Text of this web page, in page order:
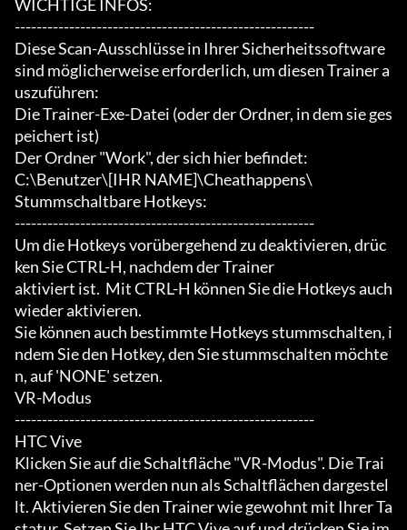
WICHTIGE INFOS:
-------------------------------------------------------
Diese Scan-Ausschlüsse in Ihrer Sicherheitssoftware
sind möglicherweise erforderlich, um diesen Trainer a
uszuführen:
Die Trainer-Exe-Datei (oder der Ordner, in dem sie ges
peichert ist)
Der Ordner "Work", der sich hier befindet:
C:\Benutzer\[IHR NAME]\Cheathappens\
Stummschaltbare Hotkeys:
-------------------------------------------------------
Um die Hotkeys vorübergehend zu deaktivieren, drüc
ken Sie CTRL-H, nachdem der Trainer
aktiviert ist.  Mit CTRL-H können Sie die Hotkeys auch
wieder aktivieren.
Sie können auch bestimmte Hotkeys stummschalten, i
ndem Sie den Hotkey, den Sie stummschalten möchte
n, auf 'NONE' setzen.
VR-Modus
-------------------------------------------------------
HTC Vive
Klicken Sie auf die Schaltfläche "VR-Modus". Die Trai
ner-Optionen werden nun als Schaltflächen dargestel
lt. Aktivieren Sie den Trainer wie gewohnt mit Ihrer Ta